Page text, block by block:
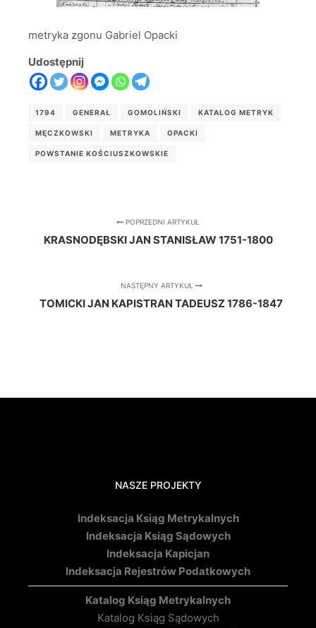
metryka zgonu Gabriel Opacki
Udostępnij
1794 GENERAŁ GOMOLIŃSKI KATALOG METRYK
MĘCZKOWSKI METRYKA OPACKI
POWSTANIE KOŚCIUSZKOWSKIE
POPRZEDNI ARTYKUŁ
KRASNODĘBSKI JAN STANISŁAW 1751-1800
NASTĘPNY ARTYKUŁ
TOMICKI JAN KAPISTRAN TADEUSZ 1786-1847
NASZE PROJEKTY
Indeksacja Ksiąg Metrykalnych
Indeksacja Ksiąg Sądowych
Indeksacja Kapicjan
Indeksacja Rejestrów Podatkowych
Katalog Ksiąg Metrykalnych
Katalog Ksiąg Sądowych